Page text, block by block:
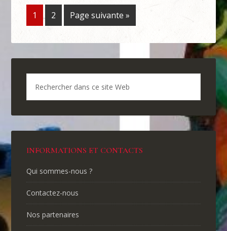
1 2 Page suivante »
INFORMATIONS ET CONTACTS
Qui sommes-nous ?
Contactez-nous
Nos partenaires